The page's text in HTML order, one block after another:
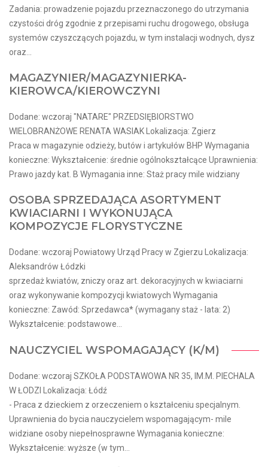
Zadania: prowadzenie pojazdu przeznaczonego do utrzymania
czystości dróg zgodnie z przepisami ruchu drogowego, obsługa
systemów czyszczących pojazdu, w tym instalacji wodnych, dysz
oraz...
MAGAZYNIER/MAGAZYNIERKA-
KIEROWCA/KIEROWCZYNI
Dodane: wczoraj "NATARE" PRZEDSIĘBIORSTWO
WIELOBRANŻOWE RENATA WASIAK Lokalizacja: Zgierz
Praca w magazynie odzieży, butów i artykułów BHP Wymagania
konieczne: Wykształcenie: średnie ogólnokształcące Uprawnienia:
Prawo jazdy kat. B Wymagania inne: Staż pracy mile widziany
OSOBA SPRZEDAJĄCA ASORTYMENT
KWIACIARNI I WYKONUJĄCA
KOMPOZYCJE FLORYSTYCZNE
Dodane: wczoraj Powiatowy Urząd Pracy w Zgierzu Lokalizacja:
Aleksandrów Łódzki
sprzedaż kwiatów, zniczy oraz art. dekoracyjnych w kwiaciarni
oraz wykonywanie kompozycji kwiatowych Wymagania
konieczne: Zawód: Sprzedawca* (wymagany staż - lata: 2)
Wykształcenie: podstawowe...
NAUCZYCIEL WSPOMAGAJĄCY (K/M)
Dodane: wczoraj SZKOŁA PODSTAWOWA NR 35, IM.M. PIECHALA
W ŁODZI Lokalizacja: Łódź
- Praca z dzieckiem z orzeczeniem o kształceniu specjalnym.
Uprawnienia do bycia nauczycielem wspomagającym- mile
widziane osoby niepełnosprawne Wymagania konieczne:
Wykształcenie: wyższe (w tym...